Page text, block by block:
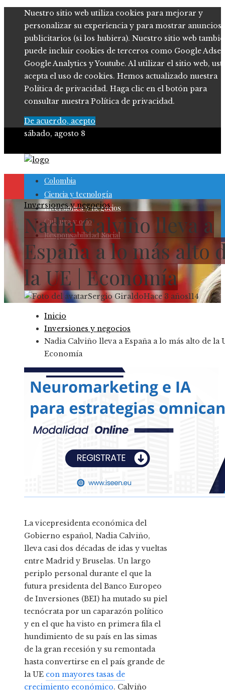
Nuestro sitio web utiliza cookies para mejorar y
personalizar su experiencia y para mostrar anuncios
publicitarios (si los hubiera). Nuestro sitio web
puede incluir cookies de terceros como Google
Google Analytics y Youtube. Al utilizar el sitio web,
acepta el uso de cookies. Hemos actualizado nuestra
Política de privacidad. Haga clic en el botón para
consultar nuestra Política de privacidad.
De acuerdo, acepto
sábado, agosto 8
Colombia
Ciencia y tecnología
Inversiones y negocios
Cultura y ocio
Responsabilidad Social
Inversiones y negocios
Nadia Calviño lleva a
España a lo más alto
la UE | Economía
Sergio GiraldoHace 3 años114
Inicio
Inversiones y negocios
Nadia Calviño lleva a España a lo más alto de la
Economía
La vicepresidenta económica del
Gobierno español, Nadia Calviño,
lleva casi dos décadas de idas y vueltas
entre Madrid y Bruselas. Un largo
periplo personal durante el que la
futura presidenta del Banco Europeo
de Inversiones (BEI) ha mutado su piel
tecnócrata por un caparazón político
y en el que ha visto en primera fila el
hundimiento de su país en las simas
de la gran recesión y su remontada
hasta convertirse en el país grande de
la UE con mayores tasas de
crecimiento económico. Calviño